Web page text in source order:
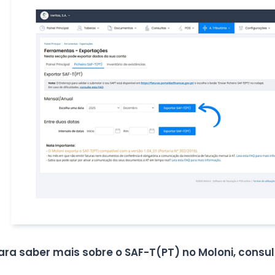
saber mais sobre o SAF-T(PT) no Moloni,